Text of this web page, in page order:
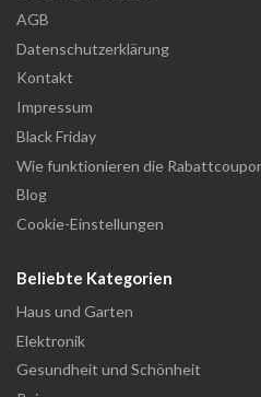
AGB
Datenschutzerklärung
Kontakt
Impressum
Black Friday
Wie funktionieren die
Blog
Cookie-Einstellungen
Beliebte Kategorien
Haus und Garten
Elektronik
Gesundheit und Schönheit